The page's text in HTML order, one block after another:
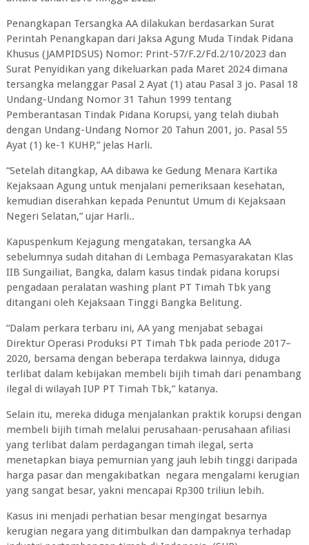
Penangkapan Tersangka AA dilakukan berdasarkan Surat
Perintah Penangkapan dari Jaksa Agung Muda Tindak Pidana
Khusus (JAMPIDSUS) Nomor: Print-57/F.2/Fd.2/10/2023 dan
Surat Penyidikan yang dikeluarkan pada Maret 2024 dimana
tersangka melanggar Pasal 2 Ayat (1) atau Pasal 3 jo. Pasal 18
Undang-Undang Nomor 31 Tahun 1999 tentang
Pemberantasan Tindak Pidana Korupsi, yang telah diubah
dengan Undang-Undang Nomor 20 Tahun 2001, jo. Pasal 55
Ayat (1) ke-1 KUHP,” jelas Harli.
“Setelah ditangkap, AA dibawa ke Gedung Menara Kartika
Kejaksaan Agung untuk menjalani pemeriksaan kesehatan,
kemudian diserahkan kepada Penuntut Umum di Kejaksaan
Negeri Selatan,” ujar Harli..
Kapuspenkum Kejagung mengatakan, tersangka AA
sebelumnya sudah ditahan di Lembaga Pemasyarakatan Klas
IIB Sungailiat, Bangka, dalam kasus tindak pidana korupsi
pengadaan peralatan washing plant PT Timah Tbk yang
ditangani oleh Kejaksaan Tinggi Bangka Belitung.
“Dalam perkara terbaru ini, AA yang menjabat sebagai
Direktur Operasi Produksi PT Timah Tbk pada periode 2017–
2020, bersama dengan beberapa terdakwa lainnya, diduga
terlibat dalam kebijakan membeli bijih timah dari penambang
ilegal di wilayah IUP PT Timah Tbk,” katanya.
Selain itu, mereka diduga menjalankan praktik korupsi dengan
membeli bijih timah melalui perusahaan-perusahaan afiliasi
yang terlibat dalam perdagangan timah ilegal, serta
menetapkan biaya pemurnian yang jauh lebih tinggi daripada
harga pasar dan mengakibatkan negara mengalami kerugian
yang sangat besar, yakni mencapai Rp300 triliun lebih.
Kasus ini menjadi perhatian besar mengingat besarnya
kerugian negara yang ditimbulkan dan dampaknya terhadap